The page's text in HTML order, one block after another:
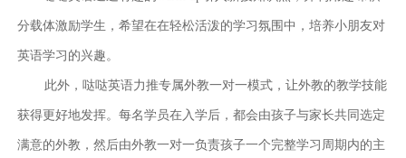
分载体激励学生，希望在在轻松活泼的学习氛围中，培养小朋友对
英语学习的兴趣。
此外，哒哒英语力推专属外教一对一模式，让外教的教学技能
获得更好地发挥。每名学员在入学后，都会由孩子与家长共同选定
满意的外教，然后由外教一对一负责孩子一个完整学习周期内的主